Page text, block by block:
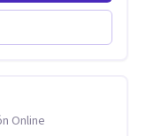
nos lleva al
nos quedaran
Online